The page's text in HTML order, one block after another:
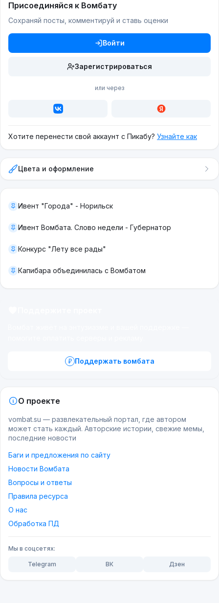
Присоединяйся к Вомбату
Сохраняй посты, комментируй и ставь оценки
Войти
Зарегистрироваться
или через
Хотите перенести свой аккаунт с Пикабу? Узнайте как
Цвета и оформление
Ивент "Города" - Норильск
Ивент Вомбата. Слово недели - Губернатор
Конкурс "Лету все рады"
Капибара объединилась с Вомбатом
Поддержать вомбата
О проекте
vombat.su — развлекательный портал, где автором
может стать каждый. Авторские истории, свежие мемы,
последние новости
Баги и предложения по сайту
Новости Вомбата
Вопросы и ответы
Правила ресурса
О нас
Обработка ПД
Мы в соцсетях:
Telegram ВК Дзен